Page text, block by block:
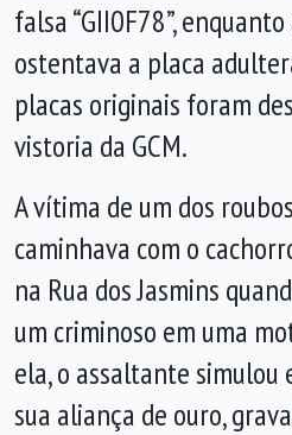
falsa “GII0F78”,
ostentava a placa
placas originais foram
vistoria da GCM.
A vítima de um dos
caminhava com o
na Rua dos Jasmins
um criminoso em uma
ela, o assaltante simulou
sua aliança de ouro,